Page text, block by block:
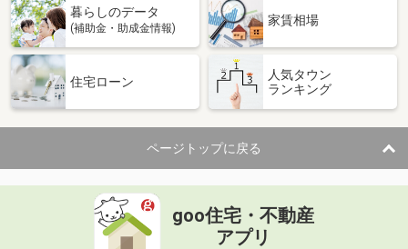
暮らしのデータ
(補助金・助成金情報)
家賃相場
住宅ローン
人気タウン
ランキング
ページトップに戻る
goo住宅・不動産
アプリ